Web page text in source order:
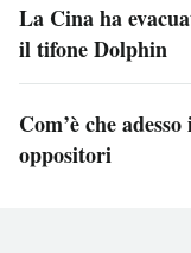
La Cina ha
il tifone Dolphin
Com’è che
oppositori